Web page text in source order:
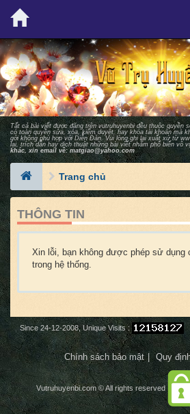
Tất cả bài viết được đăng trên vutruhuyenbi đều thuộc quyền
có toàn quyền sửa, xóa, kiểm duyệt, hay khóa tài khoản mà
gởi không phù hợp với Diễn Ðàn. Vui lòng ghi lại xuất xứ từ
lại, trích dẫn hay dịch thuật những bài viết nhằm phổ biến vô
khác, xin email về: matgiao@yahoo.com
Trang chủ
THÔNG TIN
Xin lỗi, bạn không được phép sử dụng
trong hệ thống.
Since 24-12-2008, Unique Visits :
Chính sách bảo mật Quy
Vutruhuyenbi.com© All rights reserved